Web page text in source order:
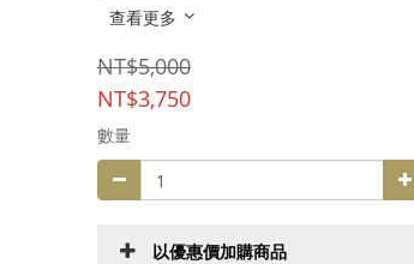
查看更多
NT$5,000
NT$3,750
數量
以優惠價加購商品